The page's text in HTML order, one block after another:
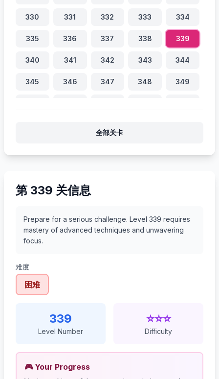
330 331 332 333 334
335 336 337 338 339
340 341 342 343 344
345 346 347 348 349
全部关卡
第 339 关信息
Prepare for a serious challenge. Level 339 requires
mastery of advanced techniques and unwavering
focus.
难度
困难
339
Level Number
⭐⭐⭐
Difficulty
🎮 Your Progress